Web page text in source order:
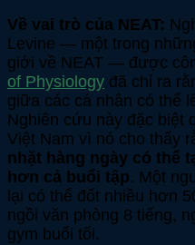
Về vai trò của NEAT:
Levine — một trong
giới về NEAT — được
of Physiology đã chỉ ra
giữa các cá nhân có thể
Nghiên cứu này đặc biệt
Việt Nam vì nó cho thấy
nhặt hàng ngày có thể
hơn cả buổi tập. Một
lại có thể đốt nhiều hơn
ngồi văn phòng 8 tiếng,
gym buổi tối.